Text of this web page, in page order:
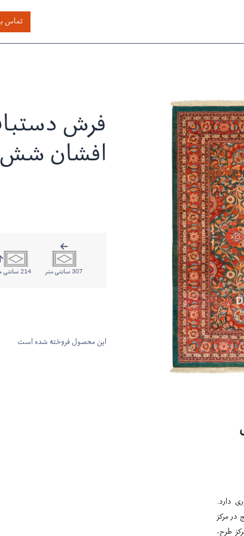
تماس
فرش
افشان
307 سانتی متر 214 سانتی متر
این محصول فروخته شده است
دارد.
در مرکز
طرح،